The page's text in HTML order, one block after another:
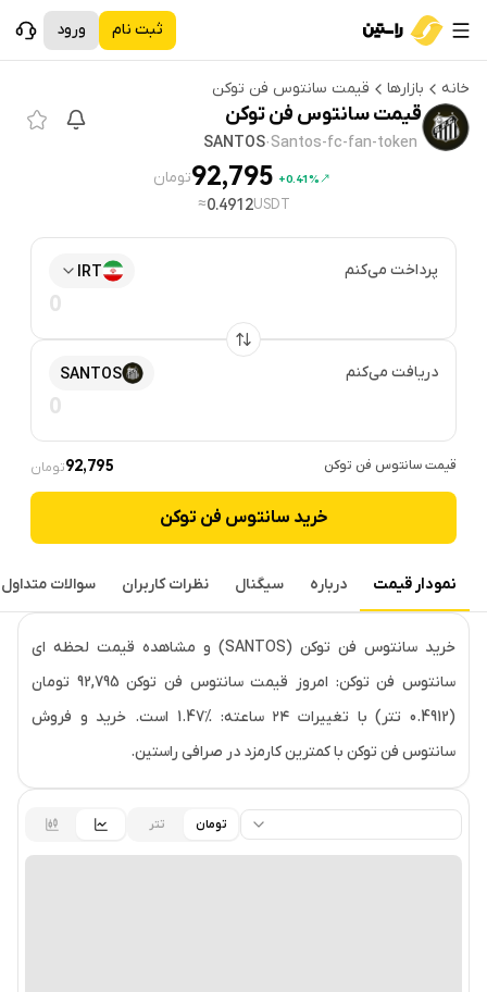
ثبت نام ورود
خانه بازارها قیمت سانتوس فن توکن
قیمتسانتوس فن توکن
Santos-fc-fan-token
·
SANTOS
0.41%+
92,795تومان
USDT
0.4912
≈
پرداخت می‌کنم IRT
دریافت می‌کنم SANTOS
قیمتسانتوس فن توکن 92,795تومان
خرید سانتوس فن توکن
نمودار قیمت درباره سیگنال نظرات کاربران سوالات متداول
قیمت لحظه‌ای سانتوس فن توکن
خرید سانتوس فن توکن (SANTOS) و مشاهده قیمت لحظه ای
سانتوس فن توکن: امروز قیمت سانتوس فن توکن 92,795 تومان
(0.4912 تتر) با تغییرات ۲۴ ساعته: ‎1.47% است. خرید و فروش
سانتوس فن توکن با کمترین کارمزد در صرافی راستین.
تومان تتر